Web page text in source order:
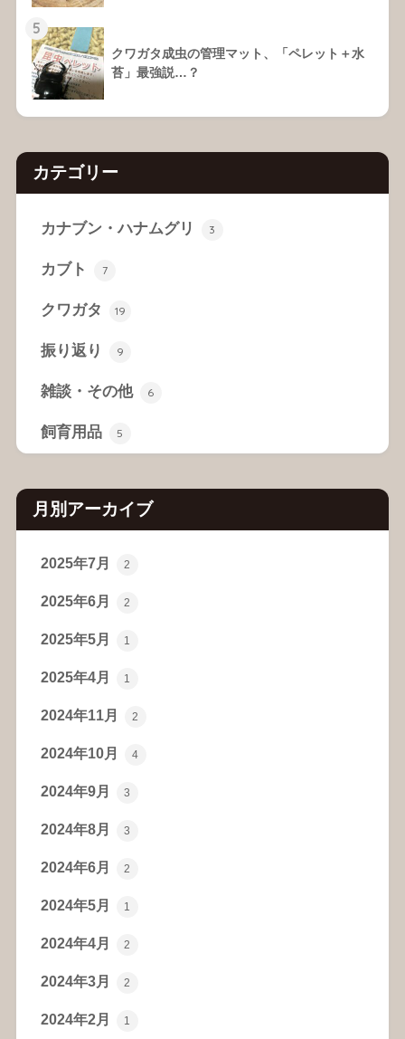
5
クワガタ成虫の管理マット、「ペレット＋水
苔」最強説…？
カテゴリー
カナブン・ハナムグリ 3
カブト 7
クワガタ 19
振り返り 9
雑談・その他 6
飼育用品 5
月別アーカイブ
2025年7月 2
2025年6月 2
2025年5月 1
2025年4月 1
2024年11月 2
2024年10月 4
2024年9月 3
2024年8月 3
2024年6月 2
2024年5月 1
2024年4月 2
2024年3月 2
2024年2月 1